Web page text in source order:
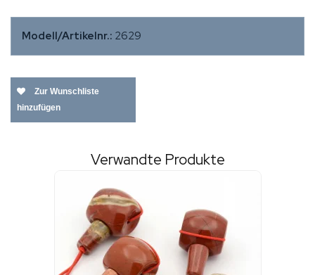
Modell/Artikelnr.: 2629
Zur Wunschliste
hinzufügen
Verwandte Produkte